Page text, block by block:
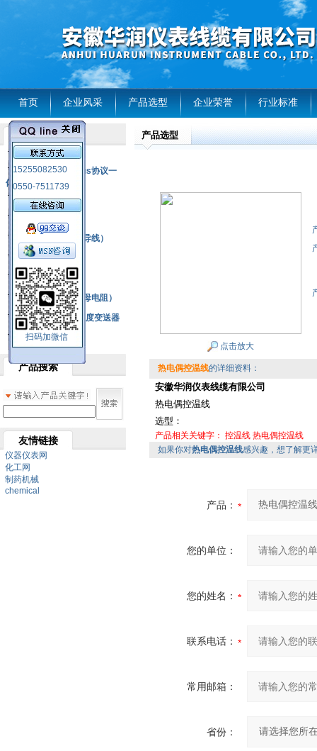
首页 企业风采 产品选型 企业荣誉 行业标准
15255082530
0550-7511739
扫码加微信
产品列表
风电温度传感器
RS485通讯modbus协议一
体化现场智能仪表
热电偶
热电偶补偿电缆（导线）
振动传感器
热电阻
铂热电阻元件（云母电阻）
SBW系列一体化温度变送器
双金属温度计
产品搜索
友情链接
仪器仪表网
化工网
制药机械
chemical
产品选型
点击放大
热电偶控温线的详细资料：
安徽华润仪表线缆有限公司
热电偶控温线
选型：
产品相关关键字： 控温线 热电偶控温线
如果你对热电偶控温线感兴趣，想了解更
产品：
您的单位：
您的姓名：
联系电话：
常用邮箱：
省份：